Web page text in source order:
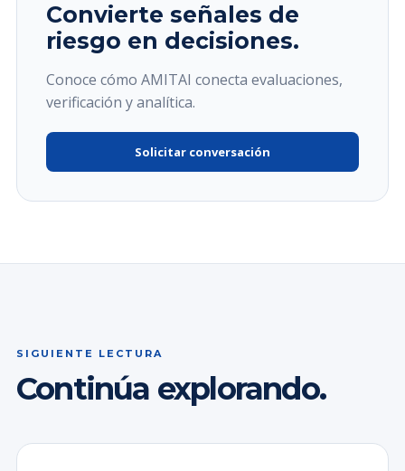
Convierte señales de
riesgo en decisiones.
Conoce cómo AMITAI conecta evaluaciones,
verificación y analítica.
Solicitar conversación
SIGUIENTE LECTURA
Continúa explorando.